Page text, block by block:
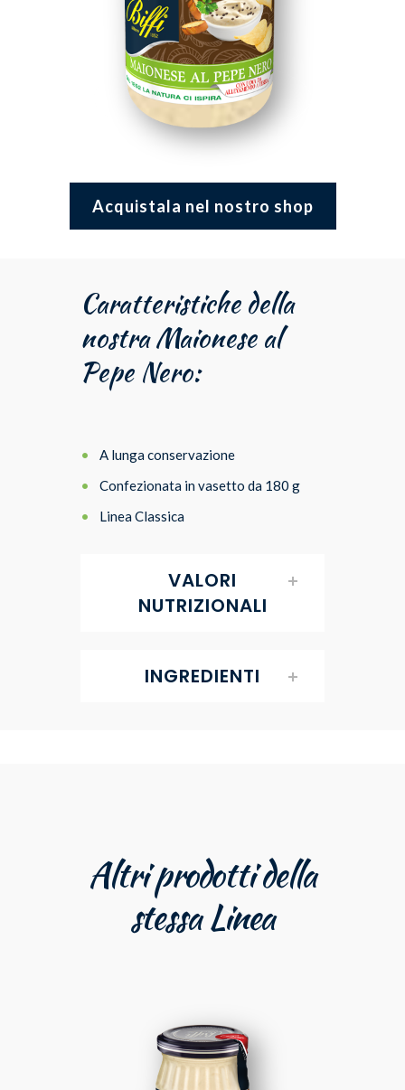
Acquistala nel nostro shop
Caratteristiche della
nostra Maionese al
Pepe Nero:
A lunga conservazione
Confezionata in vasetto da 180 g
Linea Classica
VALORI
NUTRIZIONALI
INGREDIENTI
Altri prodotti della
stessa Linea